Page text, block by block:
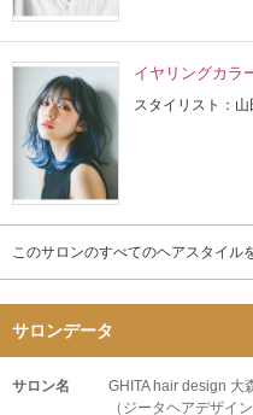
イヤリングカラ
スタイリスト：
このサロンのすべてのヘアスタイル
サロンデータ
サロン名
GHITA hair design 大
（ジータヘアデザイ